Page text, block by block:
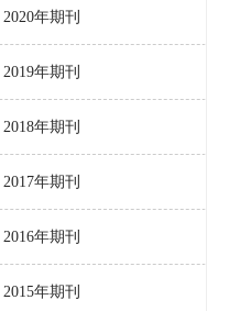
2020年期刊
2019年期刊
2018年期刊
2017年期刊
2016年期刊
2015年期刊